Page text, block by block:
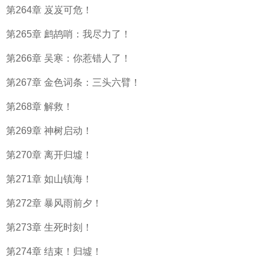
第264章 岌岌可危！
第265章 鹧鸪哨：我尽力了！
第266章 吴寒：你惹错人了！
第267章 金色词条：三头六臂！
第268章 解救！
第269章 神树启动！
第270章 离开归墟！
第271章 如山镇海！
第272章 暴风雨前夕！
第273章 生死时刻！
第274章 结束！归墟！